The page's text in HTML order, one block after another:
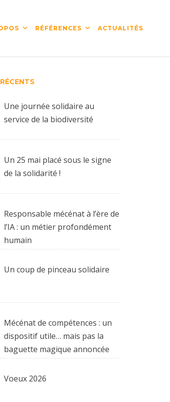
RÉFÉRENCES ACTUALITÉS
Une journée solidaire au
service de la biodiversité
Un 25 mai placé sous le signe
de la solidarité !
Responsable mécénat à l’ère de
l’IA : un métier profondément
humain
Un coup de pinceau solidaire
Mécénat de compétences : un
dispositif utile… mais pas la
baguette magique annoncée
Voeux 2026